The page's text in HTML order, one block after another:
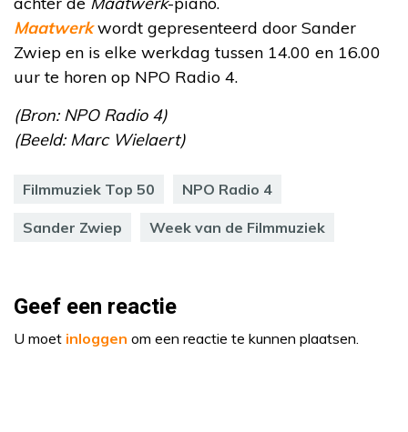
Maatwerkwordt gepresenteerd door Sander
Zwiep en is elke werkdag tussen 14.00 en 16.00
uur te horen op NPO Radio 4.
(Bron: NPO Radio 4)
(Beeld: Marc Wielaert)
Filmmuziek Top 50 NPO Radio 4
Sander Zwiep Week van de Filmmuziek
Geef een reactie
U moet inloggen om een reactie te kunnen plaatsen.